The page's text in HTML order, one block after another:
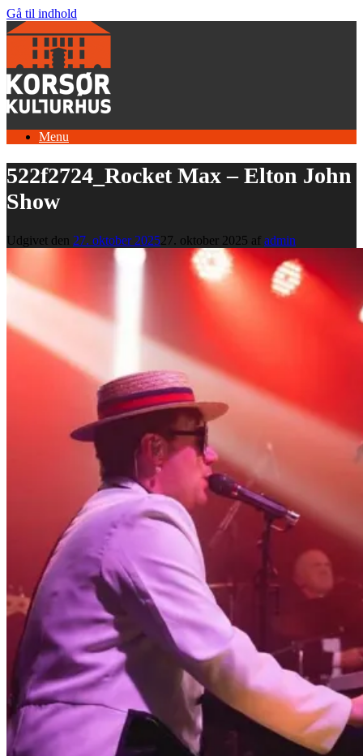
Gå til indhold
Menu
522f2724_Rocket Max – Elton John
Show
Udgivet den 27. oktober 202527. oktober 2025 af admin